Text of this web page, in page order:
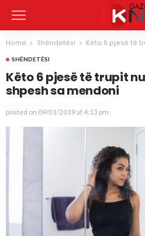
Home Shëndetësi Këto 6 pjesë të trupit
SHËNDETËSI
Këto 6 pjesë të trupit
shpesh sa mendoni
posted on 09/01/2019 at 4:13 pm